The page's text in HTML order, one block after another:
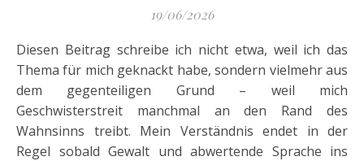
19/06/2026
Diesen Beitrag schreibe ich nicht etwa, weil ich das
Thema für mich geknackt habe, sondern vielmehr aus
dem gegenteiligen Grund – weil mich
Geschwisterstreit manchmal an den Rand des
Wahnsinns treibt. Mein Verständnis endet in der
Regel sobald Gewalt und abwertende Sprache ins